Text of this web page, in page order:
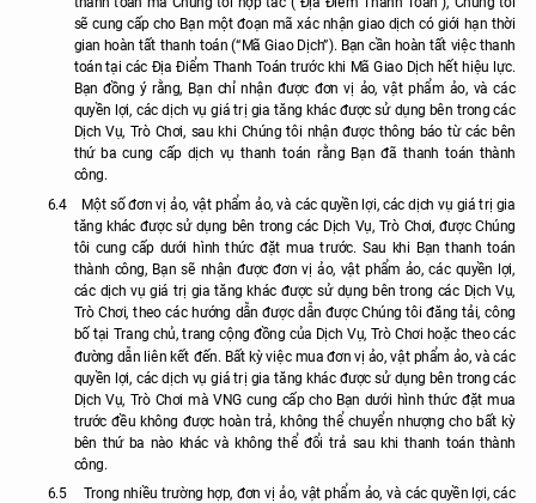
sẽ cung cấp cho Bạn một đoạn mã xác nhận giao dịch có giới hạn thời
gian hoàn tất thanh toán (“Mã Giao Dịch”). Bạn cần hoàn tất việc thanh
toán tại các Địa Điểm Thanh Toán trước khi Mã Giao Dịch hết hiệu lực.
Bạn đồng ý rằng, Bạn chỉ nhận được đơn vị ảo, vật phẩm ảo, và các
quyền lợi, các dịch vụ giá trị gia tăng khác được sử dụng bên trong các
Dịch Vụ, Trò Chơi, sau khi Chúng tôi nhận được thông báo từ các bên
thứ ba cung cấp dịch vụ thanh toán rằng Bạn đã thanh toán thành
công.
6.4
Một số đơn vị ảo, vật phẩm ảo, và các quyền lợi, các dịch vụ giá trị gia
tăng khác được sử dụng bên trong các Dịch Vụ, Trò Chơi, được Chúng
tôi cung cấp dưới hình thức đặt mua trước. Sau khi Bạn thanh toán
thành công, Bạn sẽ nhận được đơn vị ảo, vật phẩm ảo, các quyền lợi,
các dịch vụ giá trị gia tăng khác được sử dụng bên trong các Dịch Vụ,
Trò Chơi, theo các hướng dẫn được dẫn được Chúng tôi đăng tải, công
bố tại Trang chủ, trang cộng đồng của Dịch Vụ, Trò Chơi hoặc theo các
đường dẫn liên kết đến. Bất kỳ việc mua đơn vị ảo, vật phẩm ảo, và các
quyền lợi, các dịch vụ giá trị gia tăng khác được sử dụng bên trong các
Dịch Vụ, Trò Chơi mà VNG cung cấp cho Bạn dưới hình thức đặt mua
trước đều không được hoàn trả, không thể chuyển nhượng cho bất kỳ
bên thứ ba nào khác và không thể đổi trả sau khi thanh toán thành
công.
6.5
Trong nhiều trường hợp, đơn vị ảo, vật phẩm ảo, và các quyền lợi, các